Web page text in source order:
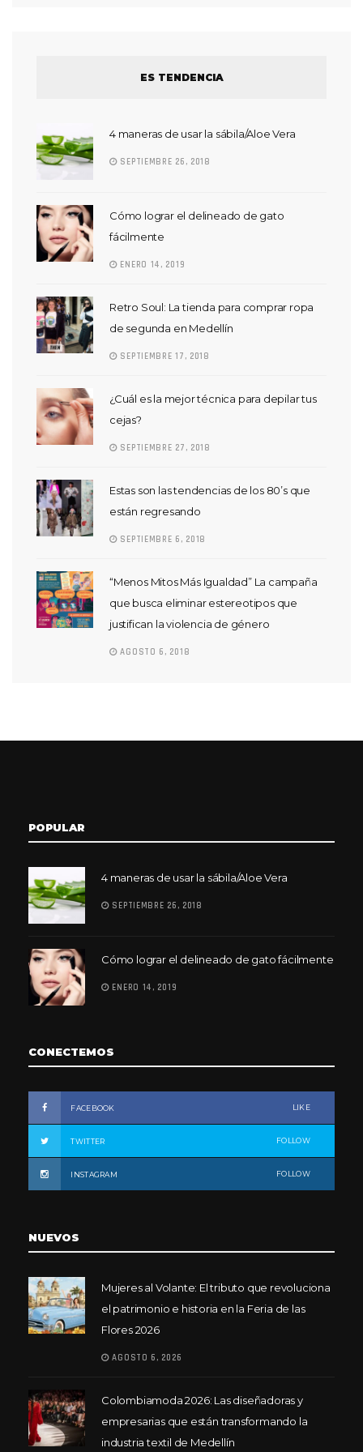
ES TENDENCIA
4 maneras de usar la sábila/Aloe Vera
SEPTIEMBRE 26, 2018
Cómo lograr el delineado de gato
fácilmente
ENERO 14, 2019
Retro Soul: La tienda para comprar ropa
de segunda en Medellín
SEPTIEMBRE 17, 2018
¿Cuál es la mejor técnica para depilar tus
cejas?
SEPTIEMBRE 27, 2018
Estas son las tendencias de los 80’s que
están regresando
SEPTIEMBRE 6, 2018
“Menos Mitos Más Igualdad” La campaña
que busca eliminar estereotipos que
justifican la violencia de género
AGOSTO 6, 2018
POPULAR
4 maneras de usar la sábila/Aloe Vera
SEPTIEMBRE 26, 2018
Cómo lograr el delineado de gato fácilmente
ENERO 14, 2019
CONECTEMOS
FACEBOOK LIKE
TWITTER FOLLOW
INSTAGRAM FOLLOW
NUEVOS
Mujeres al Volante: El tributo que revoluciona
el patrimonio e historia en la Feria de las
Flores 2026
AGOSTO 6, 2026
Colombiamoda 2026: Las diseñadoras y
empresarias que están transformando la
industria textil de Medellín